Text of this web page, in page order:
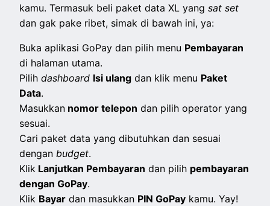
kamu. Termasuk beli paket data XL yangsat set
dan gak pake ribet, simak di bawah ini, ya:
Buka aplikasi GoPay dan pilih menu Pembayaran
di halaman utama.
Pilihdashboard Isi ulang dan klik menu Paket
Data.
Masukkan nomor telepon dan pilih operator yang
sesuai.
Cari paket data yang dibutuhkan dan sesuai
denganbudget.
Klik Lanjutkan Pembayaran dan pilih pembayaran
dengan GoPay.
Klik Bayar dan masukkan PIN GoPay kamu. Yay!